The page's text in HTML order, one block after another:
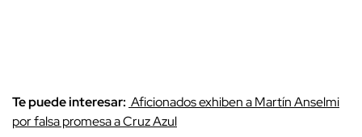
Te puede interesar: Aficionados exhiben a Martín Anselmi
por falsa promesa a Cruz Azul